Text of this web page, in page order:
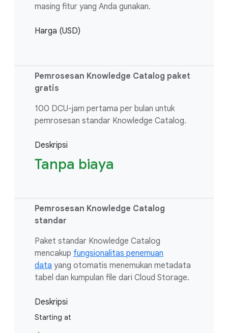
masing fitur yang Anda gunakan.
Harga (USD)
Pemrosesan Knowledge Catalog paket
gratis
100 DCU-jam pertama per bulan untuk
pemrosesan standar Knowledge Catalog.
Deskripsi
Tanpa biaya
Pemrosesan Knowledge Catalog
standar
Paket standar Knowledge Catalog
mencakup fungsionalitas penemuan
data yang otomatis menemukan metadata
tabel dan kumpulan file dari Cloud Storage.
Deskripsi
Starting at